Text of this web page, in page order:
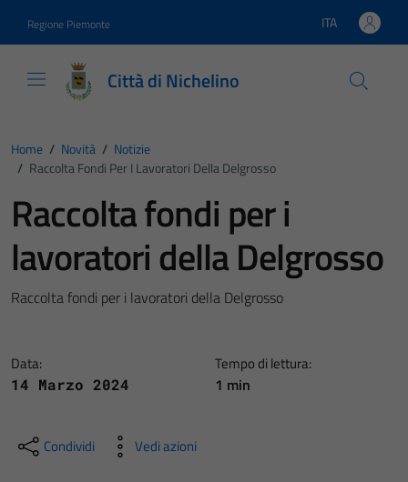
Regione Piemonte Lingua attiva:
ITA
Città di Nichelino
Home / Novità / Notizie
/ Raccolta Fondi Per I Lavoratori Della Delgrosso
Raccolta fondi per i
lavoratori della Delgrosso
Raccolta fondi per i lavoratori della Delgrosso
Data:
14 Marzo 2024
Tempo di lettura:
1 min
Condividi Vedi azioni